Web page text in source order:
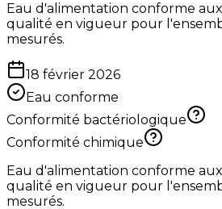
Eau d'alimentation conforme
qualité en vigueur pour
mesurés.
18 février 2026
Eau conforme
Conformité bactériologique
Conformité chimique
Eau d'alimentation conforme
qualité en vigueur pour
mesurés.